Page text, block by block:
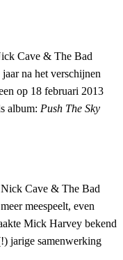
Cave & The Bad
jaar na het verschijnen
op 18 februari 2013
album: Push The Sky
Nick Cave & The Bad
meespeelt, even
Mick Harvey bekend
jarige samenwerking